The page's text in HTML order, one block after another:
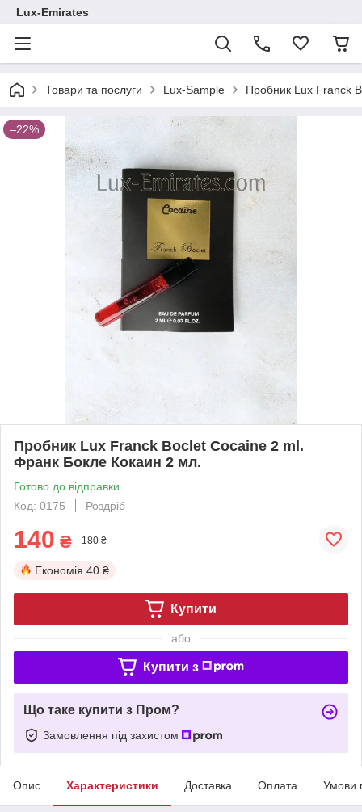
Lux-Emirates
Товари та послуги Lux-Sample Пробник Lux Franck
–22%
Пробник Lux Franck Boclet Cocaine 2 ml.
Франк Бокле Кокаин 2 мл.
Готово до відправки
Код: 0175
Роздріб
140 ₴ 180 ₴
Економія 40 ₴
Купити
або
Купити з
Що таке купити з Пром?
Замовлення під захистом
Опис Характеристики Доставка Оплата Умови